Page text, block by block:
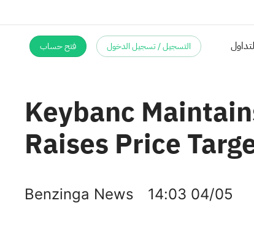
التسجيل / تسجيل الدخول فتح حساب
Keybanc
Raises Price
Benzinga News 14:03 04/05